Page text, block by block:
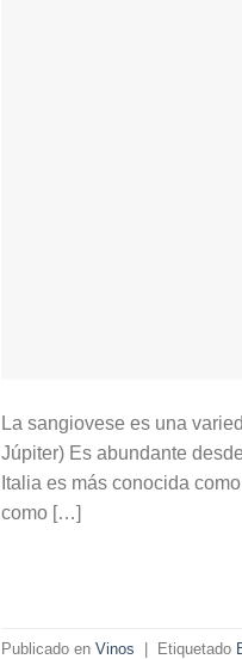
La sangiovese es una
Júpiter) Es abundante
Italia es más conocida
como […]
Publicado en Vinos | Etiquetado